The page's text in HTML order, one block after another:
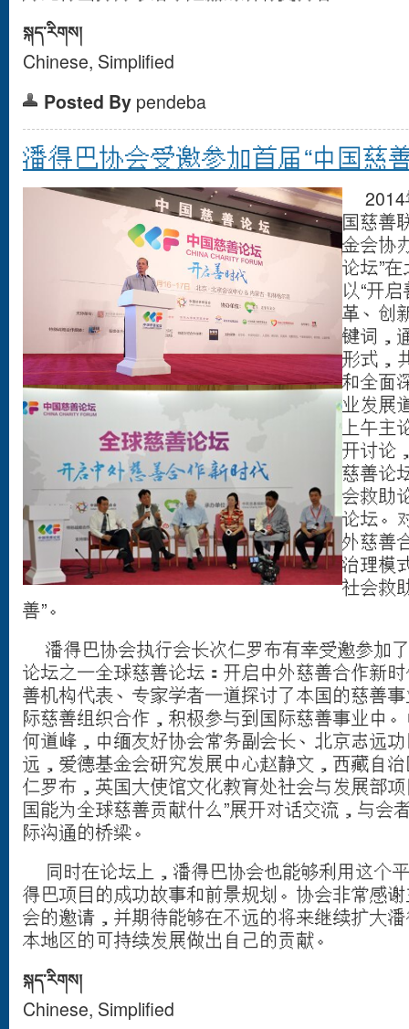
སྐད་རིགས།
Chinese, Simplified
Posted By pendeba
潘得巴协会受邀参加首届“中国慈
2014
国慈善
金会协
论坛”
以“开
革、创
键词，
形式，
和全面
业发展
上午主
开讨论
慈善论
会救助
论坛。
外慈善
治理模
社会救
善”。
潘得巴协会执行会长次仁罗布有幸受邀参加
论坛之一全球慈善论坛：开启中外慈善合作新
善机构代表、专家学者一道探讨了本国的慈善
际慈善组织合作，积极参与到国际慈善事业中
何道峰，中缅友好协会常务副会长、北京志远
远，爱德基金会研究发展中心赵静文，西藏自
仁罗布，英国大使馆文化教育处社会与发展部
国能为全球慈善贡献什么”展开对话交流，与会
际沟通的桥梁。
同时在论坛上，潘得巴协会也能够利用这个
得巴项目的成功故事和前景规划。协会非常感
会的邀请，并期待能够在不远的将来继续扩大
本地区的可持续发展做出自己的贡献。
སྐད་རིགས།
Chinese, Simplified